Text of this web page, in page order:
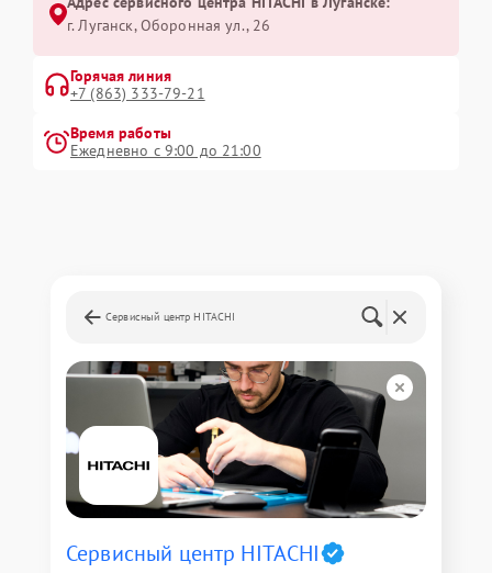
г. Луганск, Оборонная ул., 26
Горячая линия
+7 (863) 333-79-21
Время работы
Ежедневно с 9:00 до 21:00
Сервисный центр HITACHI
Сервисный центр HITACHI